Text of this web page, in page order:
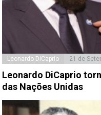
Leonardo DiCaprio 21 de
Leonardo DiCaprio
das Nações Unidas